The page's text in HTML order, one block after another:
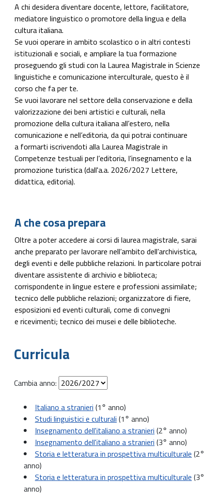
A chi desidera diventare docente, lettore, facilitatore,
mediatore linguistico o promotore della lingua e della
cultura italiana.
Se vuoi operare in ambito scolastico o in altri contesti
istituzionali e sociali, e ampliare la tua formazione
proseguendo gli studi con la Laurea Magistrale in Scienze
linguistiche e comunicazione interculturale, questo è il
corso che fa per te.
Se vuoi lavorare nel settore della conservazione e della
valorizzazione dei beni artistici e culturali, nella
promozione della cultura italiana all’estero, nella
comunicazione e nell’editoria, da qui potrai continuare
a formarti iscrivendoti alla Laurea Magistrale in
Competenze testuali per l’editoria, l’insegnamento e la
promozione turistica (dall'a.a. 2026/2027 Lettere,
didattica, editoria).
A che cosa prepara
Oltre a poter accedere ai corsi di laurea magistrale, sarai
anche preparato per lavorare nell’ambito dell’archivistica,
degli eventi e delle pubbliche relazioni. In particolare potrai
diventare assistente di archivio e biblioteca;
corrispondente in lingue estere e professioni assimilate;
tecnico delle pubbliche relazioni; organizzatore di fiere,
esposizioni ed eventi culturali, come di convegni
e ricevimenti; tecnico dei musei e delle biblioteche.
Curricula
Cambia anno:
Italiano a stranieri (1° anno)
Studi linguistici e culturali (1° anno)
Insegnamento dell'italiano a stranieri (2° anno)
Insegnamento dell'italiano a stranieri (3° anno)
Storia e letteratura in prospettiva multiculturale (2°
anno)
Storia e letteratura in prospettiva multiculturale (3°
anno)